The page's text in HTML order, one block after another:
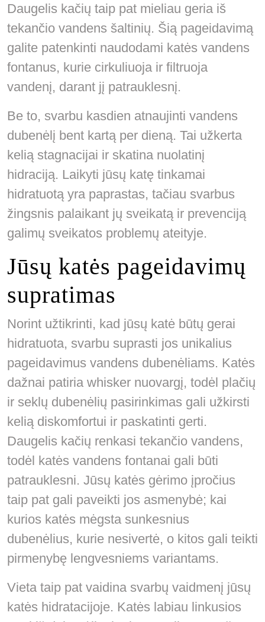
Daugelis kačių taip pat mieliau geria iš
tekančio vandens šaltinių. Šią pageidavimą
galite patenkinti naudodami katės vandens
fontanus, kurie cirkuliuoja ir filtruoja
vandenį, darant jį patrauklesnį.
Be to, svarbu kasdien atnaujinti vandens
dubenėlį bent kartą per dieną. Tai užkerta
kelią stagnacijai ir skatina nuolatinį
hidraciją. Laikyti jūsų katę tinkamai
hidratuotą yra paprastas, tačiau svarbus
žingsnis palaikant jų sveikatą ir prevenciją
galimų sveikatos problemų ateityje.
Jūsų katės pageidavimų
supratimas
Norint užtikrinti, kad jūsų katė būtų gerai
hidratuota, svarbu suprasti jos unikalius
pageidavimus vandens dubenėliams. Katės
dažnai patiria whisker nuovargį, todėl plačių
ir seklų dubenėlių pasirinkimas gali užkirsti
kelią diskomfortui ir paskatinti gerti.
Daugelis kačių renkasi tekančio vandens,
todėl katės vandens fontanai gali būti
patrauklesni. Jūsų katės gėrimo įpročius
taip pat gali paveikti jos asmenybė; kai
kurios katės mėgsta sunkesnius
dubenėlius, kurie nesivertė, o kitos gali teikti
pirmenybę lengvesniems variantams.
Vieta taip pat vaidina svarbų vaidmenį jūsų
katės hidratacijoje. Katės labiau linkusios